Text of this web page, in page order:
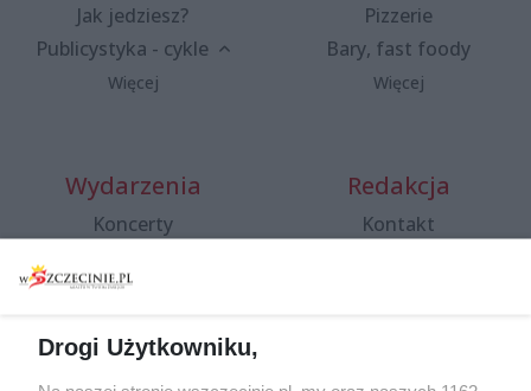
Jak jedziesz?
Publicystyka - cykle
Więcej
Pizzerie
Bary, fast foody
Więcej
Wydarzenia
Koncerty
Spacery i oprowadzania
targi
Wernisaże
Redakcja
Kontakt
Specjalny koncert z okazji
Drogi Użytkowniku,